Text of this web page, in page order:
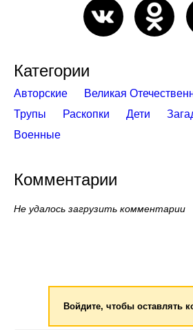
Категории
Авторские Великая
Трупы
Раскопки Дети
Военные
Комментарии
Не удалось загрузить комментарии
Войдите, чтобы оставлять